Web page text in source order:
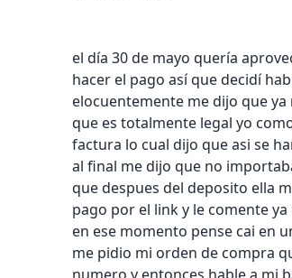
el día 30 de mayo quería
hacer el pago así que decidí
elocuentemente me dijo que
que es totalmente legal yo
factura lo cual dijo que asi se
al final me dijo que no
que despues del deposito ella
pago por el link y le comente
en ese momento pense cai en
me pidio mi orden de compra